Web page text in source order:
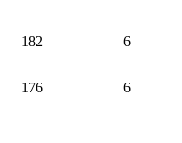
182 6
176 6